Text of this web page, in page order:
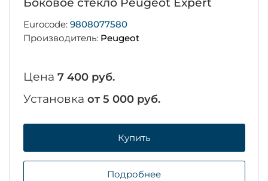
Боковое стекло Peugeot Expert
Eurocode: 9808077580
Производитель: Peugeot
Цена 7 400 руб.
Установка от 5 000 руб.
Купить
Подробнее